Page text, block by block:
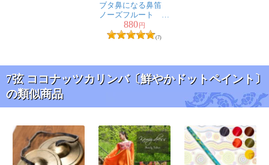
7弦ココナッツカリ
★★★★★
朴な削りと塗装がなんともいえ
ず良い味出してます。
めますが、チューニングすると簡単なメロディーか弾け
るのでさらに楽しいです。
使わない時は置いておくだけでも眺めて楽しめます。
ブタ鼻になる鼻笛
ノーズフルート 優
しい音色の楽しい民
族楽器
880円
(7)
7弦 ココナッツカリンバ〔鮮やかドットペイント〕
の類似商品